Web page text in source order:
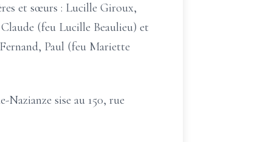
et sœurs : Lucille Giroux,
(feu Lucille Beaulieu) et
Paul (feu Mariette
Nazianze sise au 150, rue